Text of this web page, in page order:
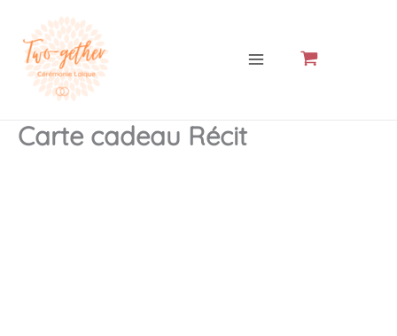
contenu
MENU
Carte cadeau Récit